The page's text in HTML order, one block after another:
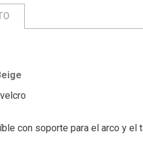
con soporte para el arco y el